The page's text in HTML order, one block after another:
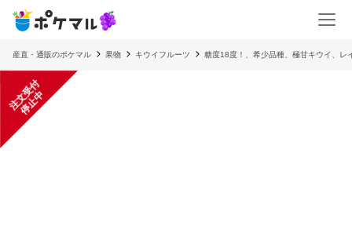
産直・通販のポケマル 果物 キウイフルーツ 糖度18度！、希少品種、極甘キウイ、レ
注
文
受
付
停
止
中